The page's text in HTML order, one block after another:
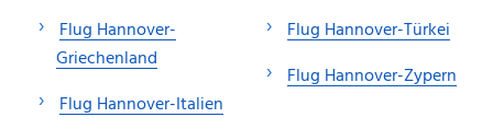
Flug Hannover-
Griechenland
Flug Hannover-Italien
Flug Hannover-Türkei
Flug Hannover-Zypern